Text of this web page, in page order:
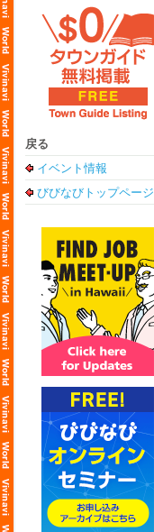
戻る
イベント情報
びびなびトップページ